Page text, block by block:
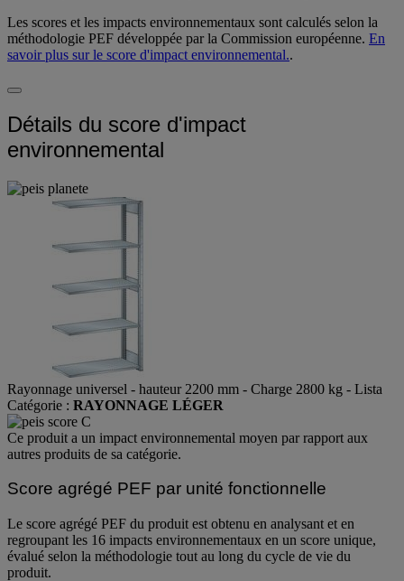
Les scores et les impacts environnementaux sont calculés selon la
méthodologie PEF développée par la Commission européenne. En
savoir plus sur le score d'impact environnemental..
Détails du score d'impact
environnemental
Rayonnage universel - hauteur 2200 mm - Charge 2800 kg - Lista
Catégorie : RAYONNAGE LÉGER
Ce produit a un impact environnemental moyen par rapport aux
autres produits de sa catégorie.
Score agrégé PEF par unité fonctionnelle
Le score agrégé PEF du produit est obtenu en analysant et en
regroupant les 16 impacts environnementaux en un score unique,
évalué selon la méthodologie tout au long du cycle de vie du
produit.